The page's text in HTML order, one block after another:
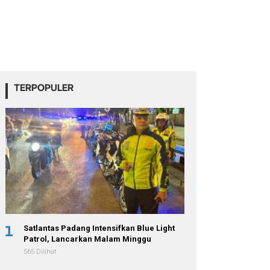
TERPOPULER
1
Satlantas Padang Intensifkan Blue Light
Patrol, Lancarkan Malam Minggu
565 Dilihat